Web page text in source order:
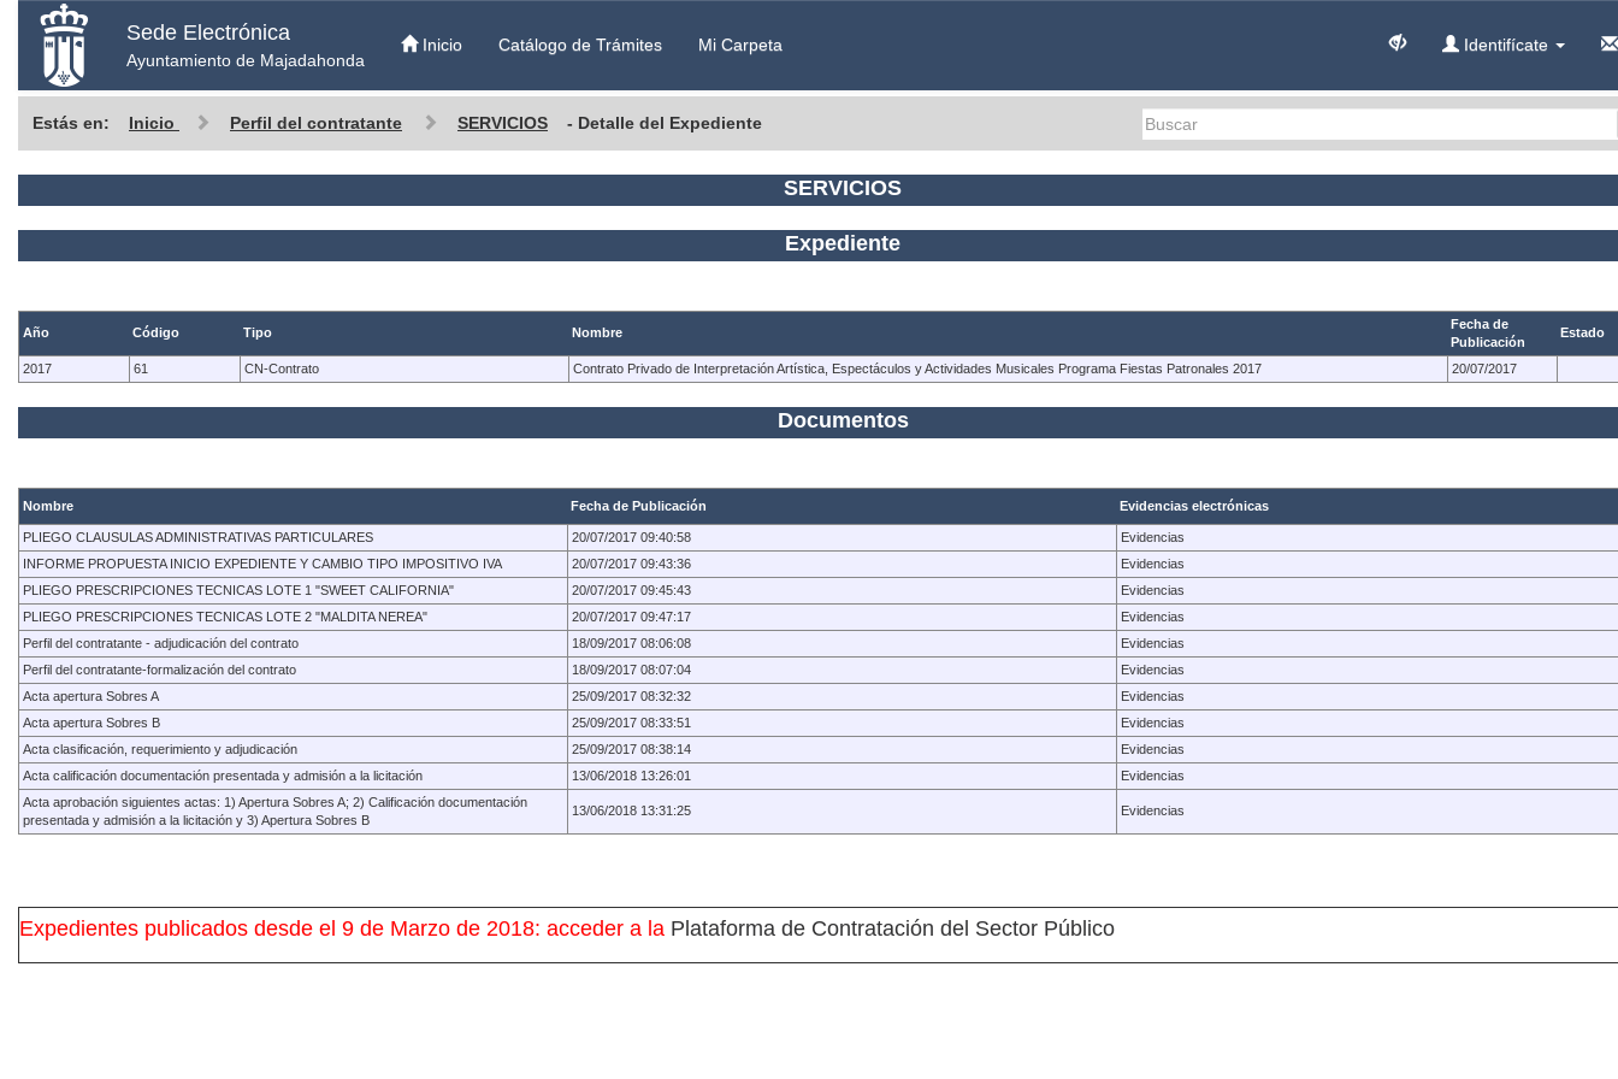
Sede Electrónica
Ayuntamiento de Majadahonda
Inicio Catálogo de Trámites Mi Carpeta Identifícate
Estás en: Inicio Perfil del contratante SERVICIOS - Detalle del Expediente
SERVICIOS
Expediente
Año Código Tipo Nombre
Fecha de
Publicación
Estado
2017 61 CN-Contrato Contrato Privado de Interpretación Artística, Espectáculos y Actividades Musicales Programa Fiestas Patronales 2017 20/07/2017
Documentos
Nombre Fecha de Publicación Evidencias electrónicas
PLIEGO CLAUSULAS ADMINISTRATIVAS PARTICULARES 20/07/2017 09:40:58
Evidencias
INFORME PROPUESTA INICIO EXPEDIENTE Y CAMBIO TIPO IMPOSITIVO IVA
20/07/2017 09:43:36
Evidencias
PLIEGO PRESCRIPCIONES TECNICAS LOTE 1 "SWEET CALIFORNIA"
20/07/2017 09:45:43
Evidencias
PLIEGO PRESCRIPCIONES TECNICAS LOTE 2 "MALDITA NEREA"
20/07/2017 09:47:17
Evidencias
Perfil del contratante - adjudicación del contrato
18/09/2017 08:06:08
Evidencias
Perfil del contratante-formalización del contrato
18/09/2017 08:07:04
Evidencias
Acta apertura Sobres A
25/09/2017 08:32:32
Evidencias
Acta apertura Sobres B
25/09/2017 08:33:51
Evidencias
Acta clasificación, requerimiento y adjudicación
25/09/2017 08:38:14
Evidencias
Acta calificación documentación presentada y admisión a la licitación
13/06/2018 13:26:01
Evidencias
Acta aprobación siguientes actas: 1) Apertura Sobres A; 2) Calificación documentación
presentada y admisión a la licitación y 3) Apertura Sobres B
13/06/2018 13:31:25 Evidencias
Expedientes publicados desde el 9 de Marzo de 2018: acceder a la Plataforma de Contratación del Sector Público